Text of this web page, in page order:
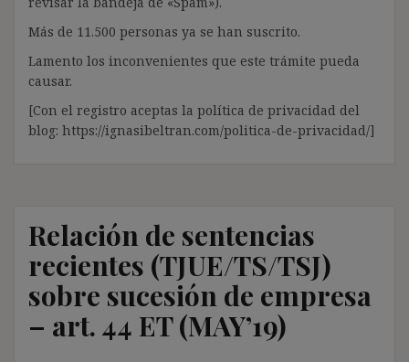
Más de 11.500 personas ya se han suscrito.
Lamento los inconvenientes que este trámite pueda
causar.
[Con el registro aceptas la política de privacidad del
blog: https://ignasibeltran.com/politica-de-privacidad/]
Relación de sentencias
recientes (TJUE/TS/TSJ)
sobre sucesión de empresa
– art. 44 ET (MAY’19)